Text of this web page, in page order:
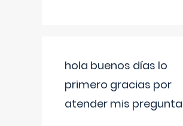
hola buenos días lo
primero gracias por
atender mis